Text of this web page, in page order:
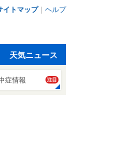
イトマップ｜ ヘルプ
天気ニュース
症情報 注目